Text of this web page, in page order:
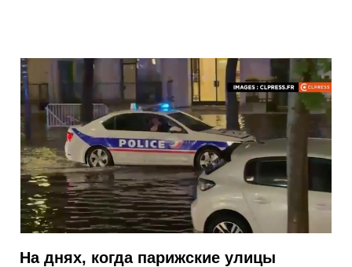
На днях, когда парижские улицы